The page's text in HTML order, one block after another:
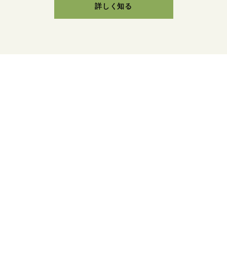
詳しく知る